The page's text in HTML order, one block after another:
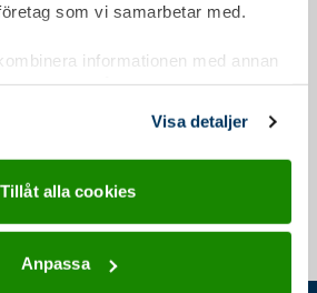
som vi samarbetar med.
informationen med annan
tillhandahållit eller som de har
Visa detaljer
Tillåt alla cookies
Anpassa